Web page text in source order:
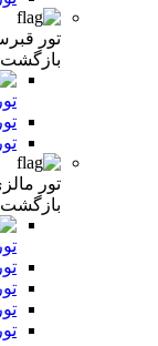
تور
بازگشت
تور
بازگشت